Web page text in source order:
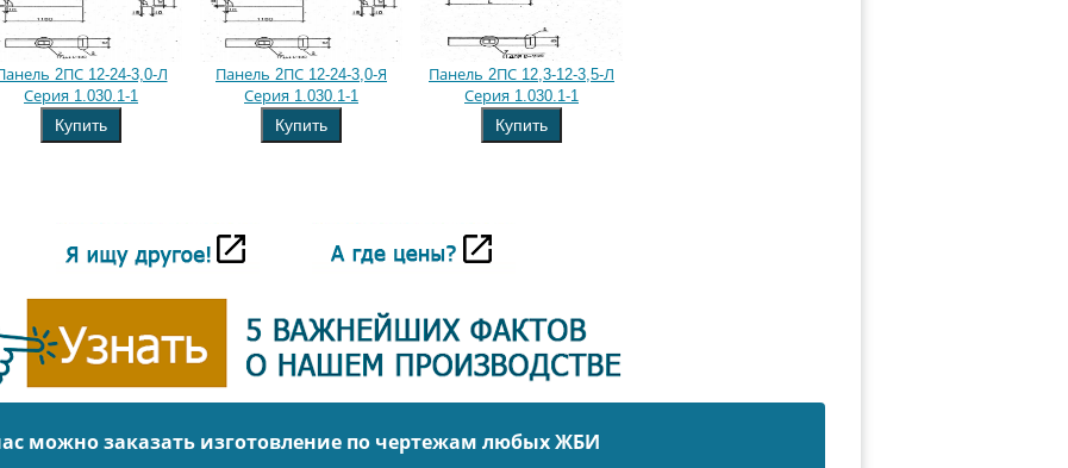
2ПС 12-24-3,0-Л
Серия 1.030.1-1
Купить
Панель 2ПС 12-24-3,0-Я
Серия 1.030.1-1
Купить
Панель 2ПС 12,3-12-3,5-Л
Серия 1.030.1-1
Купить
можно заказать изготовление по чертежам любых ЖБИ